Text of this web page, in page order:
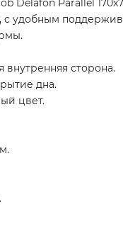
Delafon Parallel
с удобным
внутренняя сторона.
дна.
цвет.